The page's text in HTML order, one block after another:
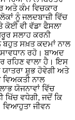
ਅਤੇ ਕੰਮ ਵਿਚਕਾਰ
ਨੂੰ ਜਲਦਬਾਜ਼ੀ ਵਿੱਚ
ਕੋਈ ਵੀ ਵੱਡਾ ਫੈਸਲਾ
ਸਲਾਹ ਕਰਨੀ
ਬਹੁਤ ਸਖ਼ਤ ਕਦਮਾਂ ਨਾਲ
ਰਹੋ। ਬਾਅਦ
ਰਹਿਣ ਵਾਲਾ ਹੈ। ਇਸ
ਸ਼ੁਭ ਹੋਵੇਗੀ ਅਤੇ
ਵਿਅਕਤੀ ਨਾਲ
ਯੋਜਨਾਵਾਂ ਵਿੱਚ
ਖਿੱਚ ਵਧੇਗੀ, ਜਦੋਂ ਕਿ
ਜੀਵਨ